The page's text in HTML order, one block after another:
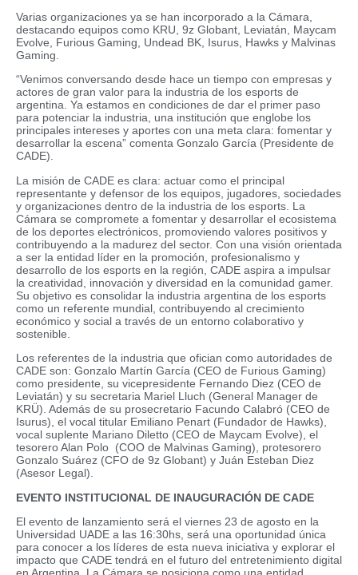
Varias organizaciones ya se han incorporado a la Cámara,
destacando equipos como KRU, 9z Globant, Leviatán, Maycam
Evolve, Furious Gaming, Undead BK, Isurus, Hawks y Malvinas
Gaming.
“Venimos conversando desde hace un tiempo con empresas y
actores de gran valor para la industria de los esports de
argentina. Ya estamos en condiciones de dar el primer paso
para potenciar la industria, una institución que englobe los
principales intereses y aportes con una meta clara: fomentar y
desarrollar la escena” comenta Gonzalo García (Presidente de
CADE).
La misión de CADE es clara: actuar como el principal
representante y defensor de los equipos, jugadores, sociedades
y organizaciones dentro de la industria de los esports. La
Cámara se compromete a fomentar y desarrollar el ecosistema
de los deportes electrónicos, promoviendo valores positivos y
contribuyendo a la madurez del sector. Con una visión orientada
a ser la entidad líder en la promoción, profesionalismo y
desarrollo de los esports en la región, CADE aspira a impulsar
la creatividad, innovación y diversidad en la comunidad gamer.
Su objetivo es consolidar la industria argentina de los esports
como un referente mundial, contribuyendo al crecimiento
económico y social a través de un entorno colaborativo y
sostenible.
Los referentes de la industria que ofician como autoridades de
CADE son: Gonzalo Martín García (CEO de Furious Gaming)
como presidente, su vicepresidente Fernando Diez (CEO de
Leviatán) y su secretaria Mariel Lluch (General Manager de
KRÜ). Además de su prosecretario Facundo Calabró (CEO de
Isurus), el vocal titular Emiliano Penart (Fundador de Hawks),
vocal suplente Mariano Diletto (CEO de Maycam Evolve), el
tesorero Alan Polo (COO de Malvinas Gaming), protesorero
Gonzalo Suárez (CFO de 9z Globant) y Juán Esteban Diez
(Asesor Legal).
EVENTO INSTITUCIONAL DE INAUGURACIÓN DE CADE
El evento de lanzamiento será el viernes 23 de agosto en la
Universidad UADE a las 16:30hs, será una oportunidad única
para conocer a los líderes de esta nueva iniciativa y explorar el
impacto que CADE tendrá en el futuro del entretenimiento digital